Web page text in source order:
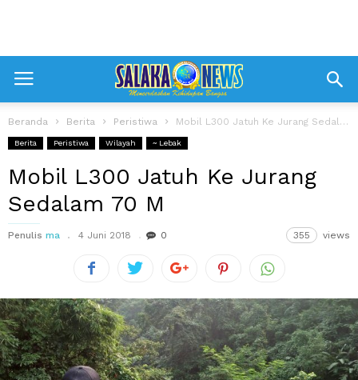
Beranda Berita Peristiwa Mobil L300 Jatuh Ke Jurang Sedalam 70 M
Berita Peristiwa Wilayah ~ Lebak
Mobil L300 Jatuh Ke Jurang
Sedalam 70 M
Penulis ma 4 Juni 2018 0 355 views